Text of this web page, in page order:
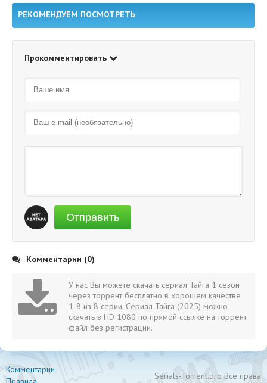
РЕКОМЕНДУЕМ ПОСМОТРЕТЬ
Прокомментировать
Отправить
Комментарии (0)
У нас Вы можете скачать сериал Тайга 1 сезон
через торрент бесплатно в хорошем качестве
1-8 из 8 серии. Сериал Тайга (2025) можно
скачать в HD 1080 по прямой ссылке на торрент
файл без регистрации.
Комментарии
Serials-Torrent.pro Все права